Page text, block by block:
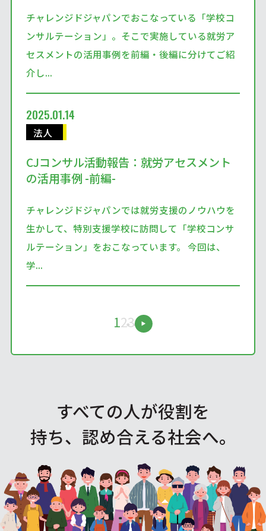
チャレンジドジャパンでおこなっている「学校コ
ンサルテーション」。そこで実施している就労ア
セスメントの活用事例を前編・後編に分けてご紹
介し...
2025.01.14
法人
CJコンサル活動報告：就労アセスメント
の活用事例 -前編-
チャレンジドジャパンでは就労支援のノウハウを
生かして、特別支援学校に訪問して「学校コンサ
ルテーション」をおこなっています。 今回は、
学...
123
すべての人が役割を
持ち、認め合える社会へ。